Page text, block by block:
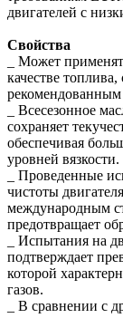
двигателей с
Свойства
_ Может
качестве
_ Всесезонное
сохраняет
обеспечивая
уровней вязкости.
_ Проведенные
чистоты
международным
предотвращает
_ Испытания на
подтверждает
которой
газов.
_ В сравнении с